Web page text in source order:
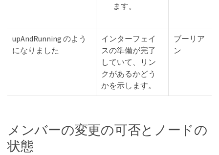
ます。
upAndRunning のよう
になりました
インターフェイ
スの準備が完了
していて、リン
クがあるかどう
かを示します。
ブーリア
ン
メンバーの変更の可否とノードの
状態